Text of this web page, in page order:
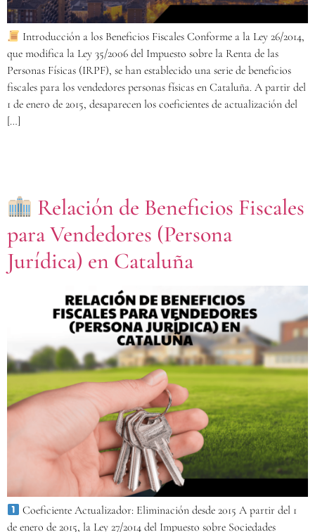
Introducción a los Beneficios Fiscales Conforme a la Ley 26/2014,
que modifica la Ley 35/2006 del Impuesto sobre la Renta de las
Personas Físicas (IRPF), se han establecido una serie de beneficios
fiscales para los vendedores personas físicas en Cataluña. A partir del
1 de enero de 2015, desaparecen los coeficientes de actualización del
[…]
Relación de Beneficios Fiscales
para Vendedores (Persona
Jurídica) en Cataluña
Coeficiente Actualizador: Eliminación desde 2015 A partir del 1
de enero de 2015, la Ley 27/2014 del Impuesto sobre Sociedades